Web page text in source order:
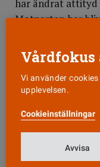
har ändrat attityd
Motparten har
kompetens som
större
säger hon.
Diskussionen om
full gång även
I Skåne har man
Östergötland har
Vårdfokus
Vi använder
upplevelsen.
Cookieinställningar
Avvisa